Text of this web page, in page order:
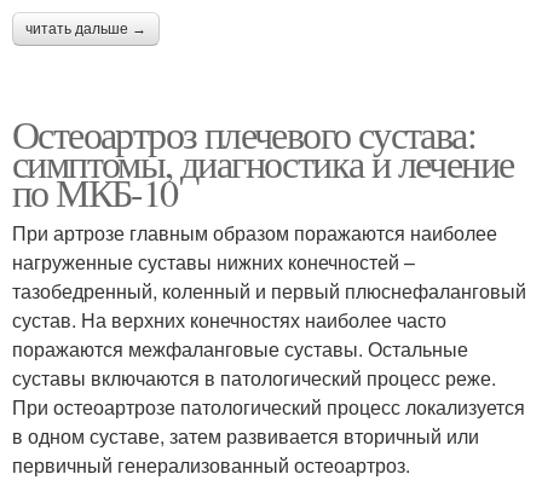
читать дальше →
Остеоартроз плечевого сустава:
симптомы, диагностика и лечение
по МКБ-10
При артрозе главным образом поражаются наиболее
нагруженные суставы нижних конечностей –
тазобедренный, коленный и первый плюснефаланговый
сустав. На верхних конечностях наиболее часто
поражаются межфаланговые суставы. Остальные
суставы включаются в патологический процесс реже.
При остеоартрозе патологический процесс локализуется
в одном суставе, затем развивается вторичный или
первичный генерализованный остеоартроз.